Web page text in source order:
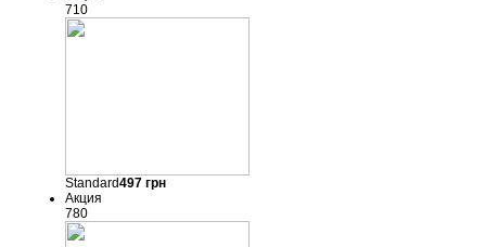
710
Standard497грн
Акция
780